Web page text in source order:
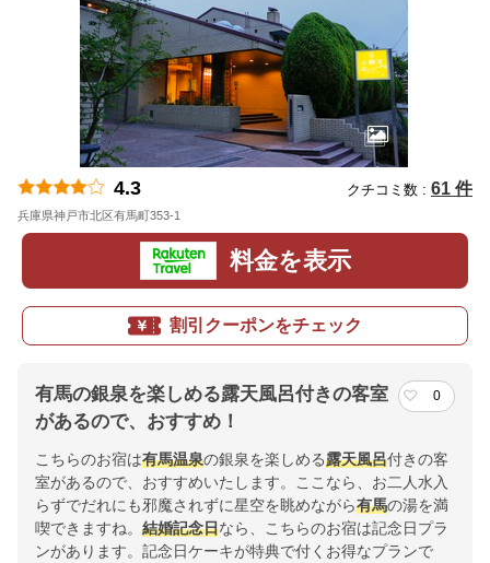
4.3 クチコミ数 : 61 件
兵庫県神戸市北区有馬町353-1
料金を表示
割引クーポンをチェック
有馬の銀泉を楽しめる露天風呂付きの客室
があるので、おすすめ！
0
こちらのお宿は有馬温泉の銀泉を楽しめる露天風呂付きの客
室があるので、おすすめいたします。ここなら、お二人水入
らずでだれにも邪魔されずに星空を眺めながら有馬の湯を満
喫できますね。 結婚記念日なら、こちらのお宿は記念日プラ
ンがあります。記念日ケーキが特典で付くお得なプランで